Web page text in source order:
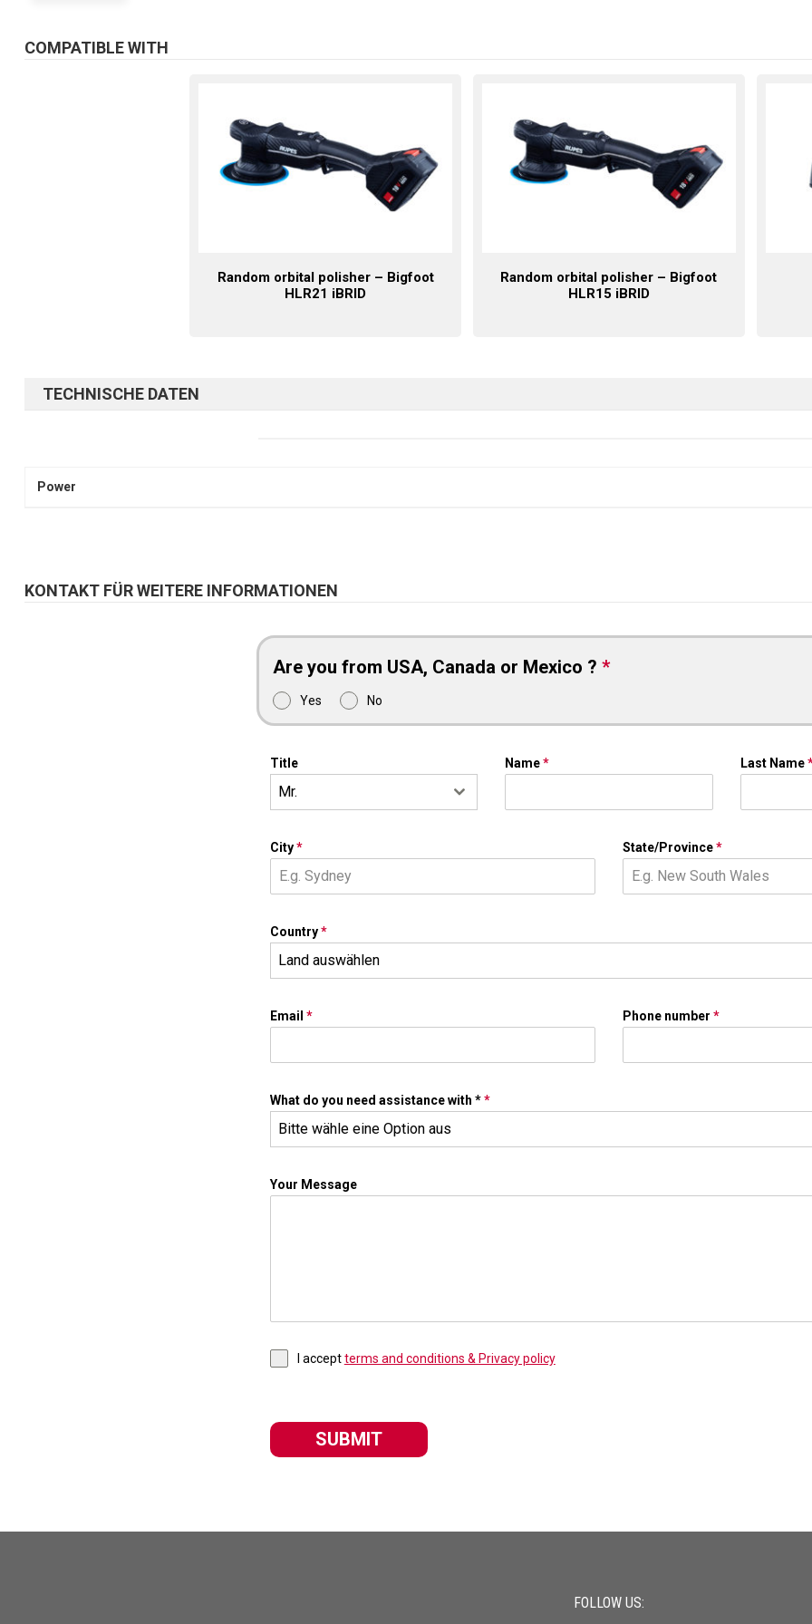
COMPATIBLE WITH
Random orbital polisher – Bigfoot
HLR21 iBRID
Random orbital polisher – Bigfoot
HLR15 iBRID
TECHNISCHE DATEN
Power
KONTAKT FÜR WEITERE INFORMATIONEN
Are you from USA, Canada or Mexico ? *
Yes No
Title
Mr.
Name* Last Name
City* State/Province*
Country*
Land auswählen
Email * Phone number *
What do you need assistance with **
Bitte wähle eine Option aus
Your Message
I acceptterms and conditions & Privacy policy
SUBMIT
FOLLOW US: